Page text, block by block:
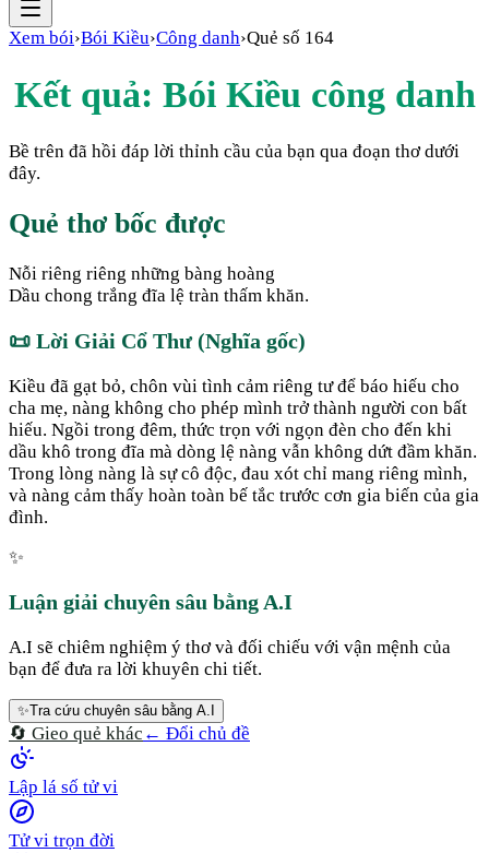
Xem bói›Bói Kiều›Công danh›Quẻ số 164
Kết quả: Bói Kiều công danh
Bề trên đã hồi đáp lời thỉnh cầu của bạn qua đoạn thơ dưới
đây.
Quẻ thơ bốc được
Nỗi riêng riêng những bàng hoàng
Dầu chong trắng đĩa lệ tràn thấm khăn.
📜 Lời Giải Cổ Thư (Nghĩa gốc)
Kiều đã gạt bỏ, chôn vùi tình cảm riêng tư để báo hiếu cho
cha mẹ, nàng không cho phép mình trở thành người con bất
hiếu. Ngồi trong đêm, thức trọn với ngọn đèn cho đến khi
dầu khô trong đĩa mà dòng lệ nàng vẫn không dứt đầm khăn.
Trong lòng nàng là sự cô độc, đau xót chỉ mang riêng mình,
và nàng cảm thấy hoàn toàn bế tắc trước cơn gia biến của gia
đình.
✨
Luận giải chuyên sâu bằng A.I
A.I sẽ chiêm nghiệm ý thơ và đối chiếu với vận mệnh của
bạn để đưa ra lời khuyên chi tiết.
✨Tra cứu chuyên sâu bằng A.I
🔄 Gieo quẻ khác ← Đổi chủ đề
Lập lá số tử vi
Tử vi trọn đời